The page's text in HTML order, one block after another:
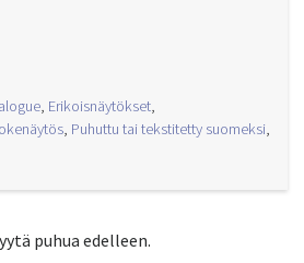
, Erikoisnäytökset,
, Puhuttu tai tekstitetty suomeksi,
puhua edelleen.